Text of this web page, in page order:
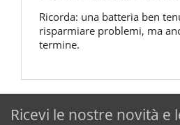
Ricorda: una batteria ben
risparmiare problemi, ma
termine.
Ricevi le nostre novità e